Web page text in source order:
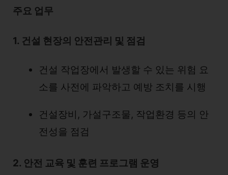
주요 업무
1. 건설 현장의 안전관리 및 점검
건설 작업장에서 발생할 수 있는 위험 요
소를 사전에 파악하고 예방 조치를 시행
건설장비, 가설구조물, 작업환경 등의 안
전성을 점검
2. 안전 교육 및 훈련 프로그램 운영